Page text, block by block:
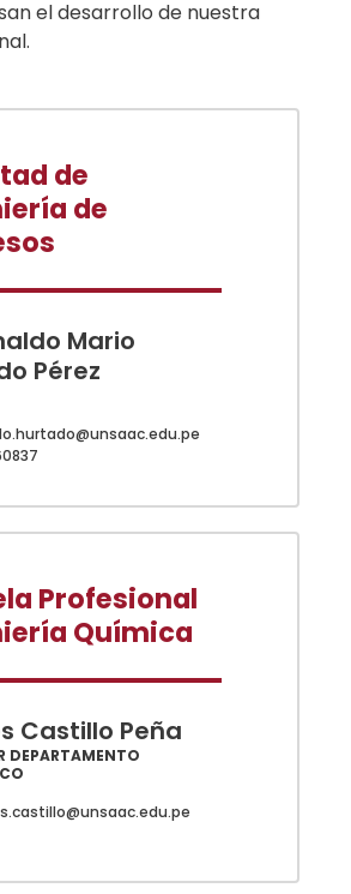
el desarrollo de nuestra
de
de
Mario
Pérez
Profesional
Química
Castillo Peña
DEPARTAMENTO